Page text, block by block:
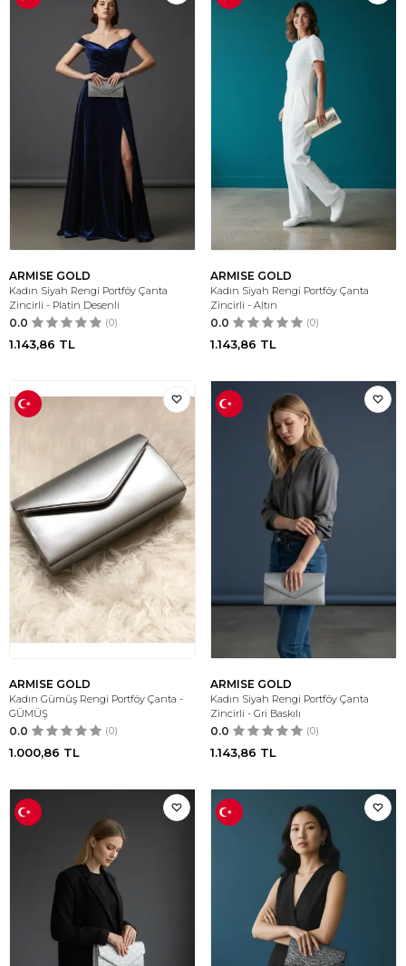
ARMISE GOLD
Kadın Siyah Rengi Portföy Çanta
Zincirli - Platin Desenli
0.0 (0)
1.143,86 TL
ARMISE GOLD
Kadın Siyah Rengi Portföy Çanta
Zincirli - Altın
0.0 (0)
1.143,86 TL
ARMISE GOLD
Kadın Gümüş Rengi Portföy Çanta -
GÜMÜŞ
0.0 (0)
1.000,86 TL
ARMISE GOLD
Kadın Siyah Rengi Portföy Çanta
Zincirli - Gri Baskılı
0.0 (0)
1.143,86 TL